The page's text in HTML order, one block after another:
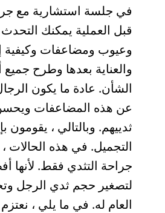
في جلسة استشارية مع
قبل العملية يمكنك
وعيوب ومضاعفات وكيفية
والعناية بعدها وطرح جميع
الشأن. عادة ما يكون
عن هذه المضاعفات
ثدييهم. وبالتالي ، يقومون
التجميل. في هذه الحالات
جراحة التثدي فقط. لأنها
لتصغير حجم ثدي الرجل
العام له. في ما يلي ،